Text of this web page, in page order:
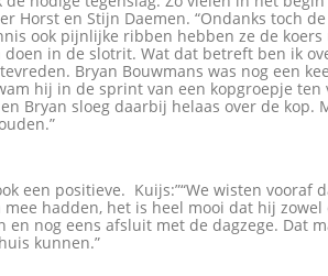
Horst en Stijn Daemen. “Ondanks toch
ook pijnlijke ribben hebben ze de
in de slotrit. Wat dat betreft ben ik
Bryan Bouwmans was nog een
hij in de sprint van een kopgroepje ten
Bryan sloeg daarbij helaas over de kop.
een positieve. Kuijs:”“We wisten vooraf
hadden, het is heel mooi dat hij zowel
en nog eens afsluit met de dagzege. Dat
kunnen.”